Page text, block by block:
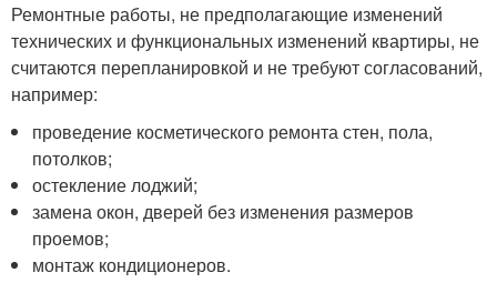
Ремонтные работы, не предполагающие изменений
технических и функциональных изменений квартиры, не
считаются перепланировкой и не требуют согласований,
например:
проведение косметического ремонта стен, пола,
потолков;
остекление лоджий;
замена окон, дверей без изменения размеров
проемов;
монтаж кондиционеров.